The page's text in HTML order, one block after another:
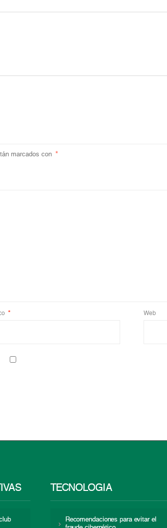
marcados con *
* Web
TECNOLOGÍA
Recomendaciones para evitar el